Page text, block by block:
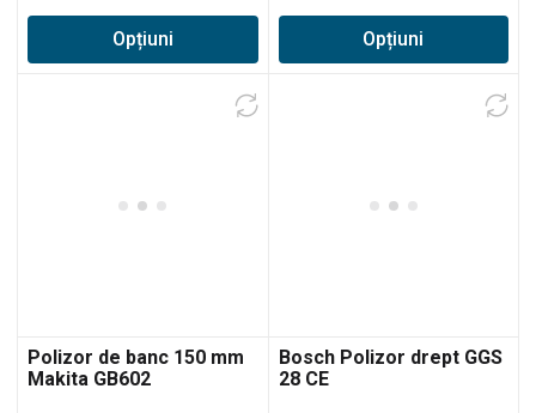
de
Opțiuni
de
Opțiuni
Polizor de banc 150 mm
Makita GB602
Bosch Polizor drept GGS
28 CE